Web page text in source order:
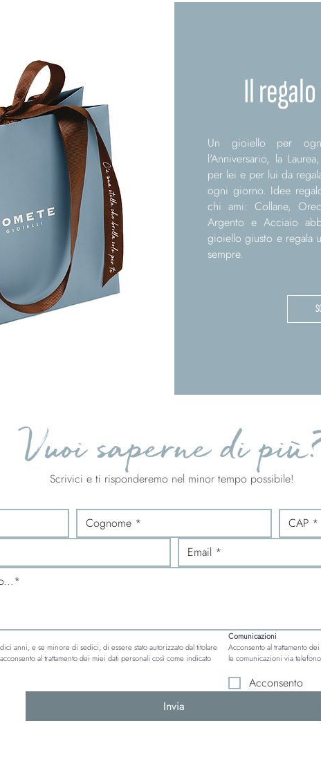
Il
Un gioiello per
l'Anniversario, la
per lei e per lui da
ogni giorno. Idee
chi ami: Collane,
Argento e Acciaio
gioiello giusto e regala
sempre.
Vuoi saperne di
Scrivici e ti risponderemo nel minor tempo possibile!
anni, e se minore di sedici, di essere stato autorizzato dal titolare
al trattamento dei miei dati personali così come indicato
Comunicazioni
Acconsento al trattamento
le comunicazioni via
Acconsento
Invia